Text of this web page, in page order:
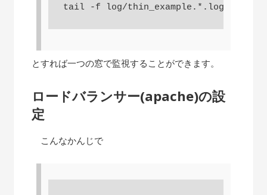
tail -f log/thin_example.*.log
とすれば一つの窓で監視することができます。
ロードバランサー(apache)の設
定
こんなかんじで